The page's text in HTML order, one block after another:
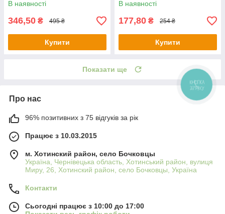
В наявності
346,50 ₴ 495 ₴
Купити
В наявності
177,80 ₴ 254 ₴
Купити
Показати ще
Про нас
96% позитивних з 75 відгуків за рік
Працює з 10.03.2015
м. Хотинский район, село Бочковцы
Україна, Чернівецька область, Хотинський район, вулиця
Миру, 26, Хотинский район, село Бочковцы, Україна
Контакти
Сьогодні працює з 10:00 до 17:00